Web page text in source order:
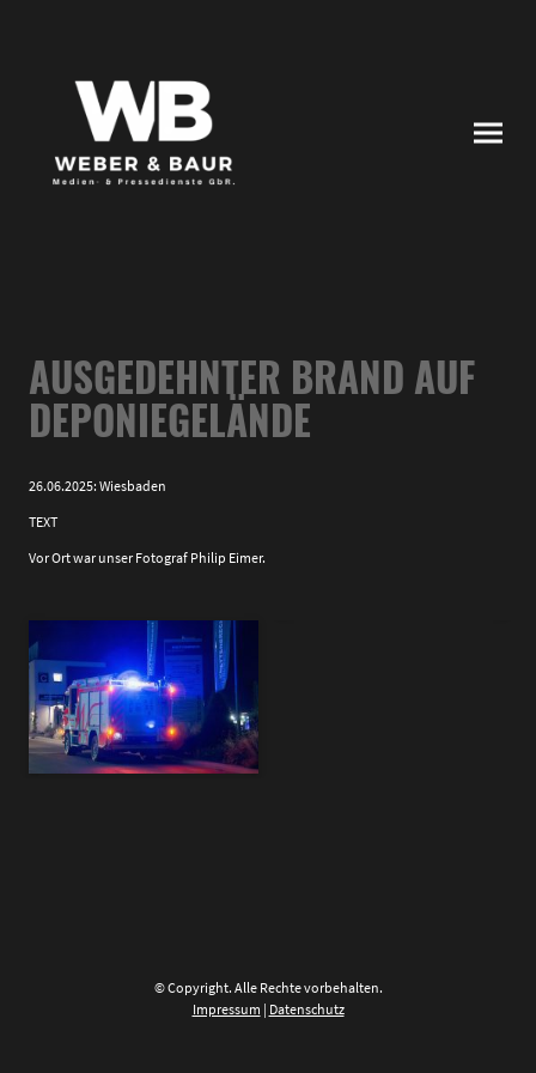
AUSGEDEHNTER BRAND AUF
DEPONIEGELÄNDE
26.06.2025: Wiesbaden
TEXT
Vor Ort war unser Fotograf Philip Eimer.
© Copyright. Alle Rechte vorbehalten.
Impressum | Datenschutz